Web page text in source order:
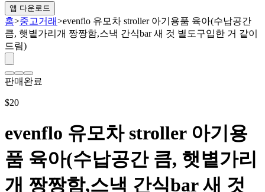
앱 다운로드
홈>중고거래>evenflo 유모차 stroller 아기용품 육아(수납공간
큼, 햇볕가리개 짱짱함,스낵 간식bar 새 것 별도구입한 거 같이
드림)
판매완료
$20
evenflo 유모차 stroller 아기용
품 육아(수납공간 큼, 햇볕가리
개 짱짱함,스낵 간식bar 새 것